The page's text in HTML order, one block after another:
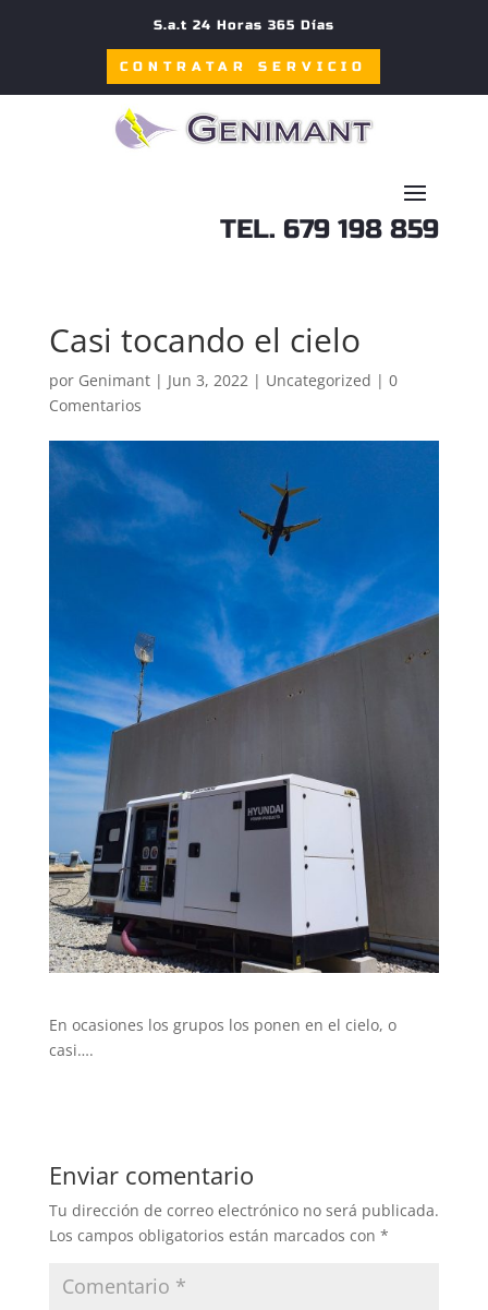
S.a.t 24 Horas 365 Días
CONTRATAR SERVICIO
TEL. 679 198 859
Casi tocando el cielo
por Genimant| Jun 3, 2022| Uncategorized | 0
Comentarios
En ocasiones los grupos los ponen en el cielo, o
casi….
Enviar comentario
Tu dirección de correo electrónico no será publicada.
Los campos obligatorios están marcados con *